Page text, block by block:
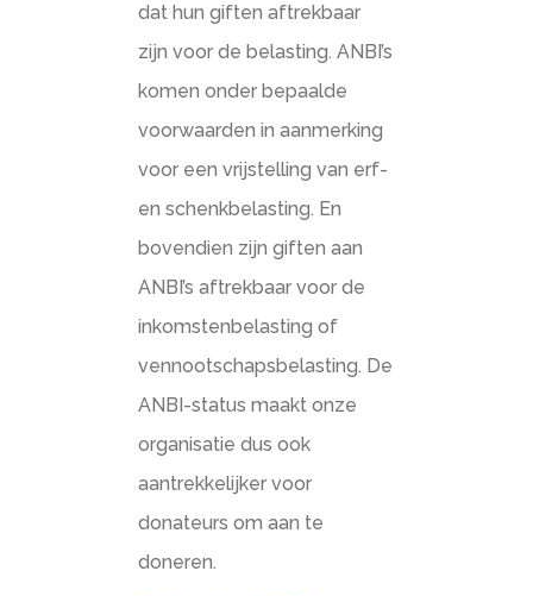
dat hun giften aftrekbaar
zijn voor de belasting. ANBI’s
komen onder bepaalde
voorwaarden in aanmerking
voor een vrijstelling van erf-
en schenkbelasting. En
bovendien zijn giften aan
ANBI’s aftrekbaar voor de
inkomstenbelasting of
vennootschapsbelasting. De
ANBI-status maakt onze
organisatie dus ook
aantrekkelijker voor
donateurs om aan te
doneren.